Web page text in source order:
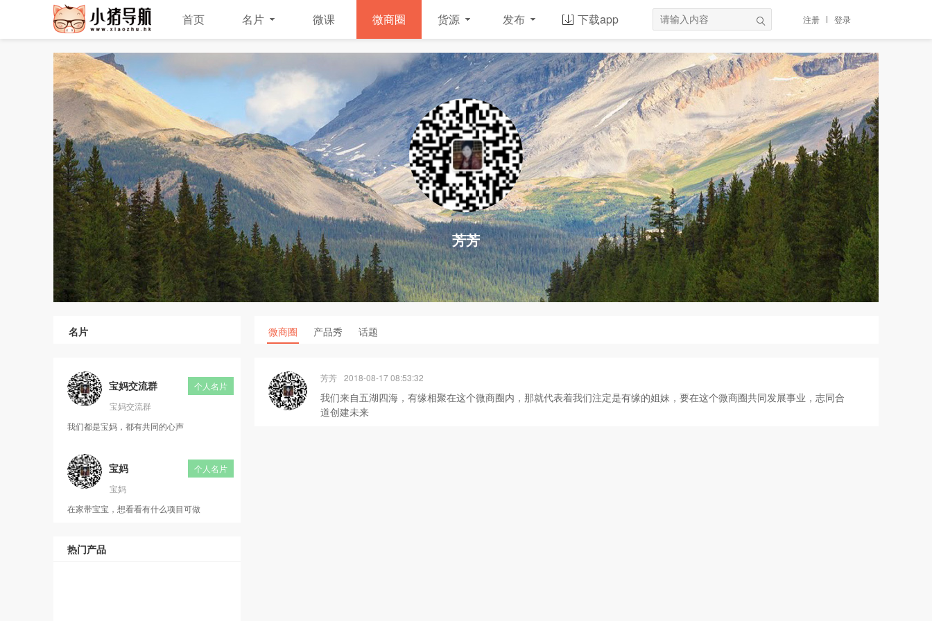
首页 名片 微课 微商圈 货源 发布 下载app 注册 登录
芳芳
名片
宝妈交流群
个人名片
宝妈交流群
我们都是宝妈，都有共同的心声
宝妈
个人名片
宝妈
在家带宝宝，想看看有什么项目可做
热门产品
微商圈 产品秀 话题
芳芳 2018-08-17 08:53:32
我们来自五湖四海，有缘相聚在这个微商圈内，那就代表着我们注定是有缘的姐妹，要在这个微商圈共同发展事业，志同合
道创建未来